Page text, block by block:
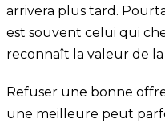
arrivera plus tard.
est souvent celui qui
reconnaît la valeur de
Refuser une bonne
une meilleure peut